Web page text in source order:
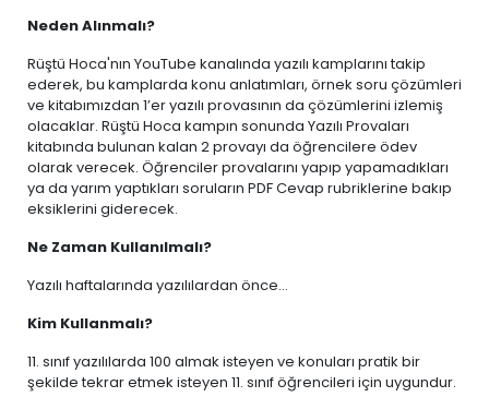
Neden Alınmalı?
Rüştü Hoca'nın YouTube kanalında yazılı kamplarını takip
ederek, bu kamplarda konu anlatımları, örnek soru çözümleri
ve kitabımızdan 1’er yazılı provasının da çözümlerini izlemiş
olacaklar. Rüştü Hoca kampın sonunda Yazılı Provaları
kitabında bulunan kalan 2 provayı da öğrencilere ödev
olarak verecek. Öğrenciler provalarını yapıp yapamadıkları
ya da yarım yaptıkları soruların PDF Cevap rubriklerine bakıp
eksiklerini giderecek.
Ne Zaman Kullanılmalı?
Yazılı haftalarında yazılılardan önce...
Kim Kullanmalı?
11. sınıf yazılılarda 100 almak isteyen ve konuları pratik bir
şekilde tekrar etmek isteyen 11. sınıf öğrencileri için uygundur.